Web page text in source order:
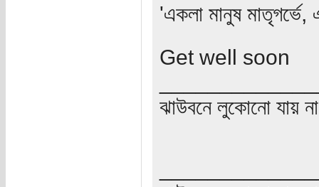
'একলা মানুষ মাতৃগর্ভে,
Get well soon
ঝাউবনে লুকোনো যায় না